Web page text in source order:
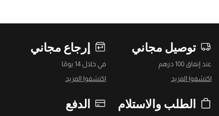
توصيل مجاني
عند إنفاق 100 درهم
اكتشفوا المزيد
إرجاع مجاني
في خلال 14 يومًا
اكتشفوا المزيد
الطلب والاستلام الدفع